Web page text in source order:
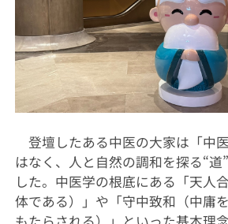
登壇したある中医の大家は「中
はなく、人と自然の調和を探る“道
した。中医学の根底にある「天人
体である）」や「守中致和（中庸